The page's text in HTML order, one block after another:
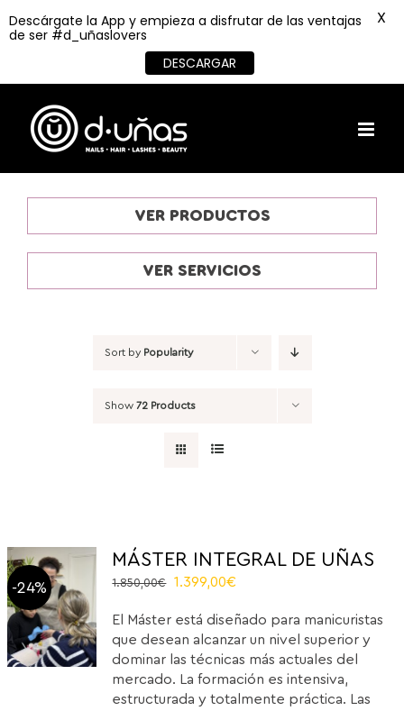
content
VER PRODUCTOS
VER SERVICIOS
Sort by Popularity
Show 72 Products
-24%
MÁSTER INTEGRAL DE UÑAS
1.850,00€
Original
was:
1.850,00€.
1.399,00€
is:
1.399,00€.
El Máster está diseñado para manicuristas
que desean alcanzar un nivel superior y
dominar las técnicas más actuales del
mercado. La formación es intensiva,
estructurada y totalmente práctica. Las
Descárgate la App y empieza a disfrutar de las ventajas
de ser #d_uñaslovers
DESCARGAR
X